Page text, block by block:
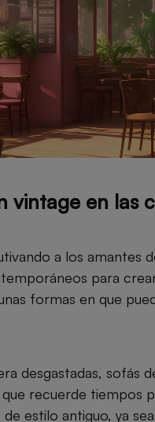
vintage en las
a los amantes
para
formas en que
desgastadas, sofás
recuerde tiempos
de estilo antiguo, ya